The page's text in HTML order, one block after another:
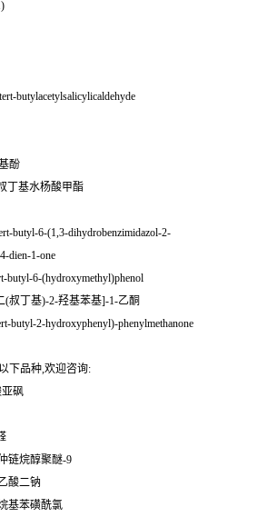
butylacetylsalicylicaldehyde
酚
丁基水杨酸甲酯
butyl-6-(1,3-dihydrobenzimidazol-2-
dien-1-one
butyl-6-(hydroxymethyl)phenol
(叔丁基)-2-羟基苯基]-1-乙酮
butyl-2-hydroxyphenyl)-phenylmethanone
下品种,欢迎咨询:
亚砜
链烷醇聚醚-9
酸二钠
基苯磺酰氯